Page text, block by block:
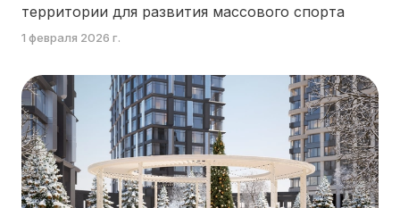
территории для развития массового спорта
1 февраля 2026 г.